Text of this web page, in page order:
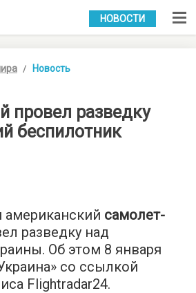
УКР РУС
НОВОСТИ
Новость
провел разведку
беспилотник
американский самолет-
разведку над
Об этом 8 января
» со ссылкой
Flightradar24.